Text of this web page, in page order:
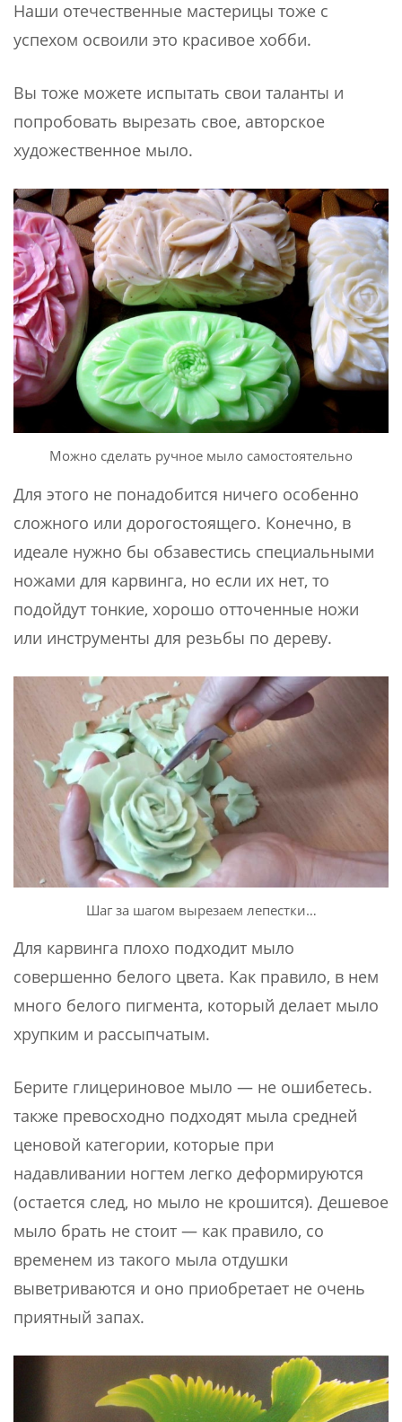
Наши отечественные мастерицы тоже с
успехом освоили это красивое хобби.
Вы тоже можете испытать свои таланты и
попробовать вырезать свое, авторское
художественное мыло.
Можно сделать ручное мыло самостоятельно
Для этого не понадобится ничего особенно
сложного или дорогостоящего. Конечно, в
идеале нужно бы обзавестись специальными
ножами для карвинга, но если их нет, то
подойдут тонкие, хорошо отточенные ножи
или инструменты для резьбы по дереву.
Шаг за шагом вырезаем лепестки…
Для карвинга плохо подходит мыло
совершенно белого цвета. Как правило, в нем
много белого пигмента, который делает мыло
хрупким и рассыпчатым.
Берите глицериновое мыло — не ошибетесь.
также превосходно подходят мыла средней
ценовой категории, которые при
надавливании ногтем легко деформируются
(остается след, но мыло не крошится). Дешевое
мыло брать не стоит — как правило, со
временем из такого мыла отдушки
выветриваются и оно приобретает не очень
приятный запах.